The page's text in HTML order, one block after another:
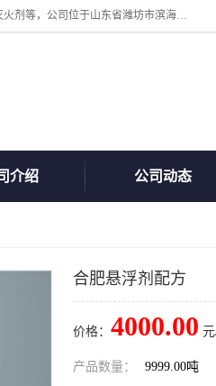
山东贝格曼化工有限公司主营：氯化镁、无水氯化钙、矿用阻化剂、煤矿悬浮剂、道路抑尘剂、氢氧化镁，防灭火剂等，公司位于山东省潍坊市滨海经济开发区,是专业从事对各种精细化工集研究、开发、制造于一体的现代化大型跨境化工企业，公司本着诚信经营、给每一位客户提供专业服务。
介绍 公司动态
合肥悬浮剂配方
价格： 4000.00
产品数量： 9999.00吨